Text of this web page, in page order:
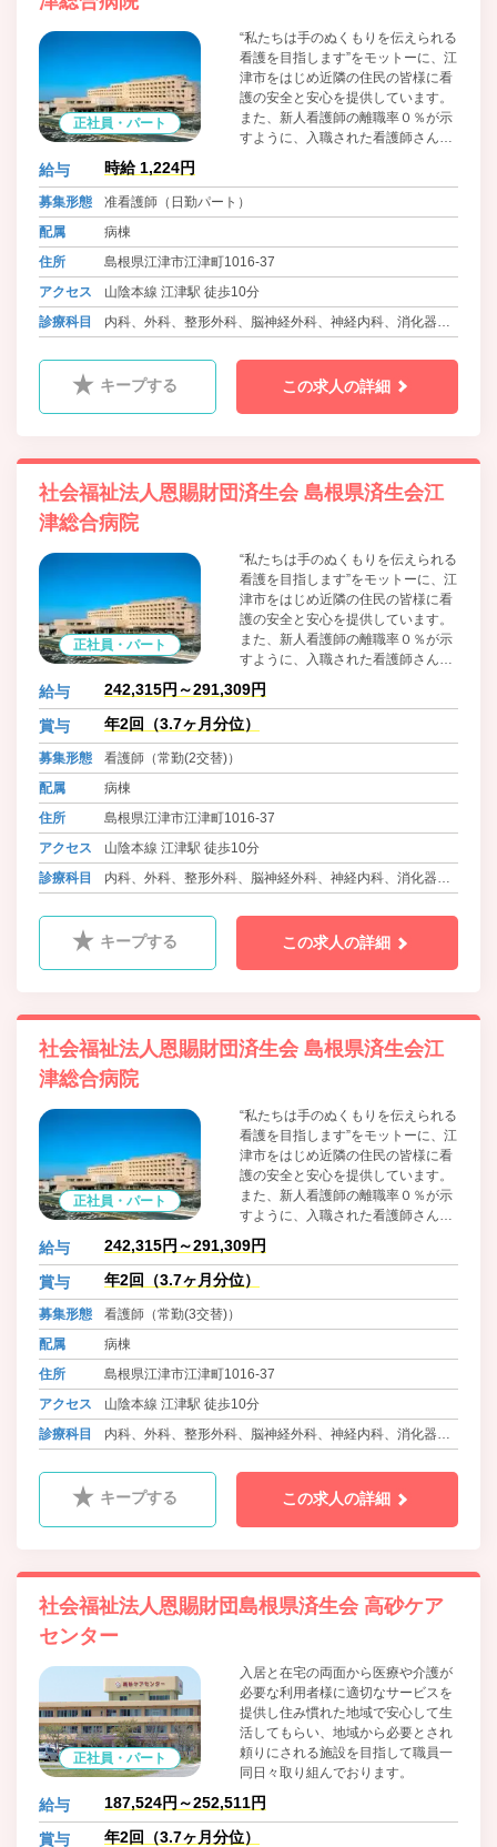
正社員・パート
“私たちは手のぬくもりを伝えられる
看護を目指します”をモットーに、江
津市をはじめ近隣の住民の皆様に看
護の安全と安心を提供しています。
また、新人看護師の離職率０％が示
すように、入職された看護師さんが
護を一緒にしましょう。
給与 時給 1,224円
募集形態
准看護師（日勤パート）
配属
病棟
住所
島根県江津市江津町1016-37
アクセス
山陰本線 江津駅 徒歩10分
診療科目
内科、外科、整形外科、脳神経外科、神経内科、消化器
眼科、耳鼻咽喉科、皮膚科、産婦人科、小児科、ﾘﾊﾋﾞﾘﾃｰｼｮ
キープする この求人の詳細
社会福祉法人恩賜財団済生会 島根県済生会江
津総合病院
正社員・パート
“私たちは手のぬくもりを伝えられる
看護を目指します”をモットーに、江
津市をはじめ近隣の住民の皆様に看
護の安全と安心を提供しています。
また、新人看護師の離職率０％が示
すように、入職された看護師さんが
生き生きと大好きな看護が続けられ
るように支援します。患者さんの看
護を一緒にしましょう。
給与 242,315円～291,309円
賞与 年2回（3.7ヶ月分位）
募集形態
看護師（常勤(2交替)）
配属
病棟
住所
島根県江津市江津町1016-37
アクセス
山陰本線 江津駅 徒歩10分
診療科目
内科、外科、整形外科、脳神経外科、神経内科、消化器
眼科、耳鼻咽喉科、皮膚科、産婦人科、小児科、ﾘﾊﾋﾞﾘﾃｰｼｮ
キープする この求人の詳細
社会福祉法人恩賜財団済生会 島根県済生会江
津総合病院
正社員・パート
“私たちは手のぬくもりを伝えられる
看護を目指します”をモットーに、江
津市をはじめ近隣の住民の皆様に看
護の安全と安心を提供しています。
また、新人看護師の離職率０％が示
すように、入職された看護師さんが
生き生きと大好きな看護が続けられ
るように支援します。患者さんの看
護を一緒にしましょう。
給与 242,315円～291,309円
賞与 年2回（3.7ヶ月分位）
募集形態
看護師（常勤(3交替)）
配属
病棟
住所
島根県江津市江津町1016-37
アクセス
山陰本線 江津駅 徒歩10分
診療科目
内科、外科、整形外科、脳神経外科、神経内科、消化器
眼科、耳鼻咽喉科、皮膚科、産婦人科、小児科、ﾘﾊﾋﾞﾘﾃｰｼｮ
キープする この求人の詳細
社会福祉法人恩賜財団島根県済生会 高砂ケア
センター
正社員・パート
入居と在宅の両面から医療や介護が
必要な利用者様に適切なサービスを
提供し住み慣れた地域で安心して生
活してもらい、地域から必要とされ
頼りにされる施設を目指して職員一
同日々取り組んでおります。
給与 187,524円～252,511円
賞与 年2回（3.7ヶ月分位）